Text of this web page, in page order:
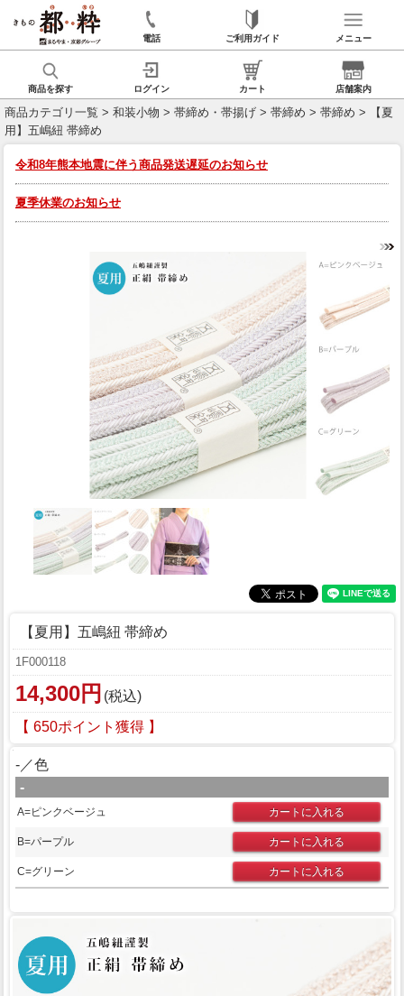
電話 ご利用ガイド メニュー
商品を探す ログイン カート 店舗案内
商品カテゴリ一覧 > 和装小物 > 帯締め・帯揚げ > 帯締め > 帯締め > 【夏
用】五嶋紐 帯締め
令和8年熊本地震に伴う商品発送遅延のお知らせ
夏季休業のお知らせ
【夏用】五嶋紐 帯締め
1F000118
14,300円 (税込)
【 650ポイント獲得 】
-／色
-
A=ピンクベージュ
B=パープル
C=グリーン